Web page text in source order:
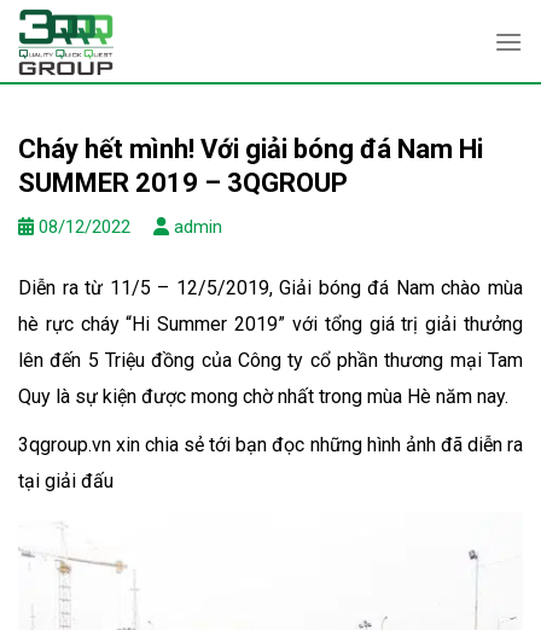
Skip
content
Cháy hết mình! Với giải bóng đá Nam Hi
SUMMER 2019 – 3QGROUP
08/12/2022 admin
Diễn ra từ 11/5 – 12/5/2019, Giải bóng đá Nam chào mùa
hè rực cháy “Hi Summer 2019” với tổng giá trị giải thưởng
lên đến 5 Triệu đồng của Công ty cổ phần thương mại Tam
Quy là sự kiện được mong chờ nhất trong mùa Hè năm nay.
3qgroup.vn xin chia sẻ tới bạn đọc những hình ảnh đã diễn ra
tại giải đấu